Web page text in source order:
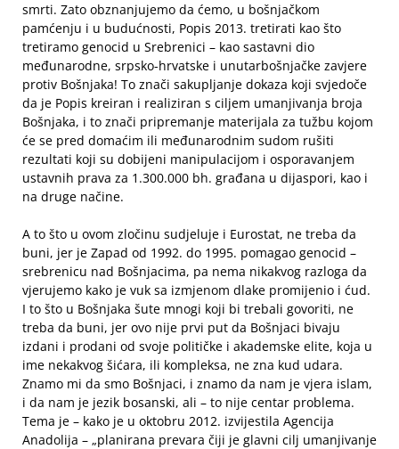
smrti. Zato obznanjujemo da ćemo, u bošnjačkom
pamćenju i u budućnosti, Popis 2013. tretirati kao što
tretiramo genocid u Srebrenici – kao sastavni dio
međunarodne, srpsko-hrvatske i unutarbošnjačke zavjere
protiv Bošnjaka! To znači sakupljanje dokaza koji svjedoče
da je Popis kreiran i realiziran s ciljem umanjivanja broja
Bošnjaka, i to znači pripremanje materijala za tužbu kojom
će se pred domaćim ili međunarodnim sudom rušiti
rezultati koji su dobijeni manipulacijom i osporavanjem
ustavnih prava za 1.300.000 bh. građana u dijaspori, kao i
na druge načine.
A to što u ovom zločinu sudjeluje i Eurostat, ne treba da
buni, jer je Zapad od 1992. do 1995. pomagao genocid –
srebrenicu nad Bošnjacima, pa nema nikakvog razloga da
vjerujemo kako je vuk sa izmjenom dlake promijenio i ćud.
I to što u Bošnjaka šute mnogi koji bi trebali govoriti, ne
treba da buni, jer ovo nije prvi put da Bošnjaci bivaju
izdani i prodani od svoje političke i akademske elite, koja u
ime nekakvog šićara, ili kompleksa, ne zna kud udara.
Znamo mi da smo Bošnjaci, i znamo da nam je vjera islam,
i da nam je jezik bosanski, ali – to nije centar problema.
Tema je – kako je u oktobru 2012. izvijestila Agencija
Anadolija – „planirana prevara čiji je glavni cilj umanjivanje